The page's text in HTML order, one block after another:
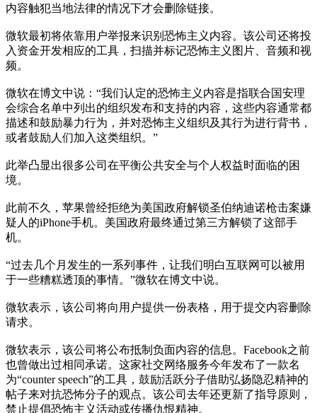
内容触犯当地法律的情况下才会删除链接。
微软最初将依靠用户举报来识别恐怖主义内容。该公司还将投
入资金开发相应的工具，扫描并标记恐怖主义图片、音频和视
频。
微软在博文中说：“我们认定的恐怖主义内容是指联合国安理
会综合名单中列出的组织发布和支持的内容，这些内容通常都
描述和鼓励暴力行为，并对恐怖主义组织及其行为进行背书，
或者鼓励人们加入这类组织。”
此举凸显出很多公司在平衡公共安全与个人权益时面临的困
境。
此前不久，苹果曾经拒绝为美国政府解锁圣伯纳迪诺枪击案嫌
疑人的iPhone手机。美国政府最终通过第三方解锁了这部手
机。
“过去几个月发生的一系列事件，让我们明白互联网可以被用
于一些糟糕透顶的事情。”微软在博文中说。
微软表示，该公司将向用户提供一份表格，用于提交内容删除
请求。
微软表示，该公司将公布抵制负面内容的信息。Facebook之前
也曾做出过相同承诺。这家社交网络服务今年发布了一款名
为“counter speech”的工具，鼓励活跃分子借助弘扬隐忍精神的
帖子来对抗恐怖分子的观点。该公司去年还更新了指导原则，
禁止提倡恐怖主义活动或传播仇恨精神。